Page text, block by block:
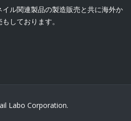
ル関連製品の製造販売と共に海外か
しております。
Labo Corporation.